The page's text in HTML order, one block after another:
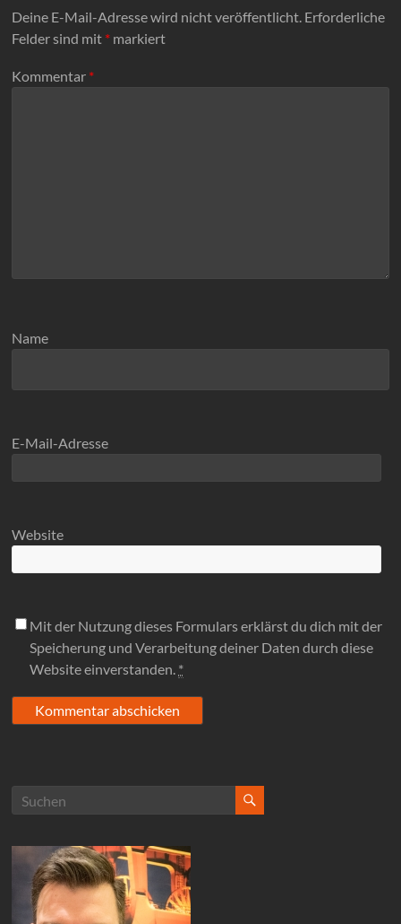
Deine E-Mail-Adresse wird nicht veröffentlicht. Erforderliche
Felder sind mit * markiert
Kommentar *
Name
E-Mail-Adresse
Website
Mit der Nutzung dieses Formulars erklärst du dich mit der
Speicherung und Verarbeitung deiner Daten durch diese
Website einverstanden. *